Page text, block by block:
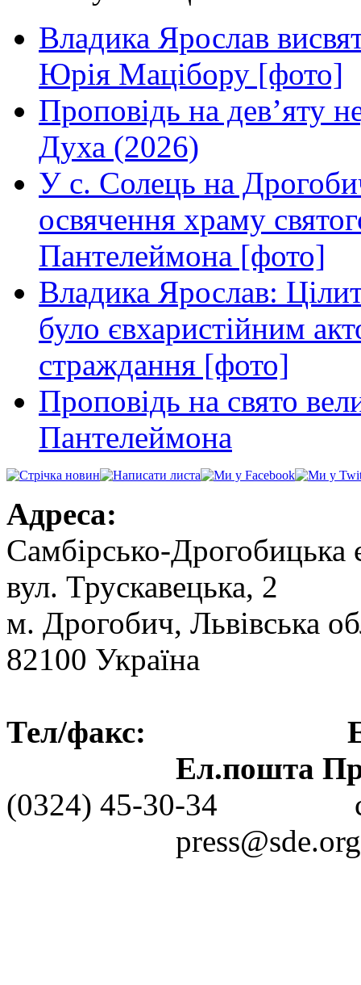
Владика Ярослав
Юрія Мацібору [фото]
Проповідь на дев’яту
Духа (2026)
У с. Солець на
освячення храму
Пантелеймона [фото]
Владика Ярослав:
було євхаристійним
страждання [фото]
Проповідь на свято
Пантелеймона
Адреса:
Самбірсько-Дрогобицька
вул. Трускавецька, 2
м. Дрогобич, Львівська
82100 Україна
Тел/факс:
Ел.пошта
(0324) 45-30-